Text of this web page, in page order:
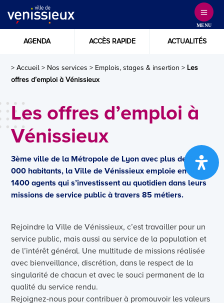
Content
MENU
AGENDA ACCÈS RAPIDE ACTUALITÉS
> Accueil > Nos services > Emplois, stages & insertion > Les
offres d’emploi à Vénissieux
Les offres d’emploi à
Vénissieux
3ème ville de la Métropole de Lyon avec plus de 66
000 habitants, la Ville de Vénissieux emploie environ
1400 agents qui s’investissent au quotidien dans leurs
missions de service public à travers 85 métiers.
Rejoindre la Ville de Vénissieux, c’est travailler pour un
service public, mais aussi au service de la population et
de l’intérêt général. Une multitude de missions réalisée
avec bienveillance, discrétion, dans le respect de la
singularité de chacun et avec le souci permanent de la
qualité du service rendu.
Rejoignez-nous pour contribuer à promouvoir les valeurs